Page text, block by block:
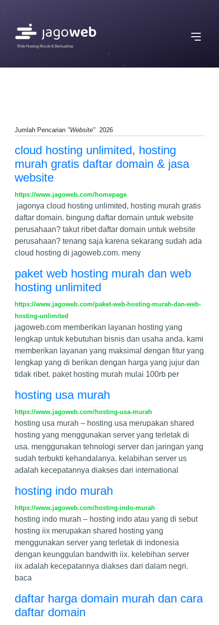
Web Hosting Murah & Berkualitas
Jumlah Pencarian "Website" 2026
cloud hosting unlimited, hosting
murah gratis daftar domain & jasa
website
https://www.jagoweb.com/homepage
jagonya cloud hosting unlimited, hosting murah gratis
daftar domain. bingung daftar domain untuk website
perusahaan? takut ribet daftar domain untuk website
perusahaan? tenang saja karena sekarang sudah ada
cloud hosting di jagoweb.com. meny
paket web hosting murah dan web
hosting unlimited
https://www.jagoweb.com/paket-web-hosting-murah-dan-web-
hosting-unlimited
jagoweb.com memberikan layanan hosting yang
lengkap untuk kebutuhan bisnis dan usaha anda. kami
memberikan layanan yang maksimal dengan fitur yang
lengkap yang di berikan dengan harga yang jujur dan
tidak ribet. paket hosting murah mulai 100rb per
hosting usa murah
https://www.jagoweb.com/hosting-usa-murah
hosting usa murah – hosting usa merupakan shared
hosting yang menggunakan server yang terletak di
usa. menggunakan tehnologi server dan jaringan yang
sudah terbukti kehandalanya. kelabihan server us
adalah kecepatannya diakses dari international
hosting indo murah
https://www.jagoweb.com/hosting-indo-murah
hosting indo murah – hosting indo atau yang di sebut
hosting iix merupakan shared hosting yang
menggunakan server yang terletak di indonesia
dengan keunggulan bandwith iix. kelebihan server
iix adalah kecepatannya diakses dari dalam negri.
baca
daftar harga domain murah dan cara
daftar domain